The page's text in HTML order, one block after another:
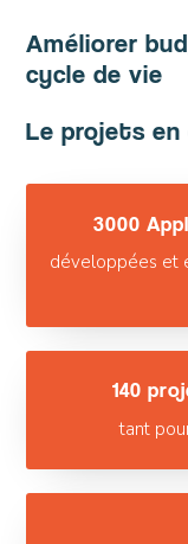
Améliorer
cycle de vie
Le projets en
3000
développées et
140
tant